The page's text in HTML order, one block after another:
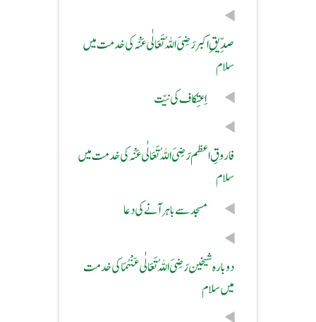
صدِّیقِ اکبر رَضِیَ اللہُ تَعَالٰی عَنْہ کی خدمت میں
سلام
اِعتِکاف کی نیّت
فاروقِ اعظم رَضِیَ اللہُ تَعَالٰی عَنْہ کی خدمت میں
سلام
مسجد سے باہر آنے کی دعا
دوبارہ شیخین رَضِیَ اللہُ تَعَالٰی عَنْہُمَا کی خدمت
میں سلام